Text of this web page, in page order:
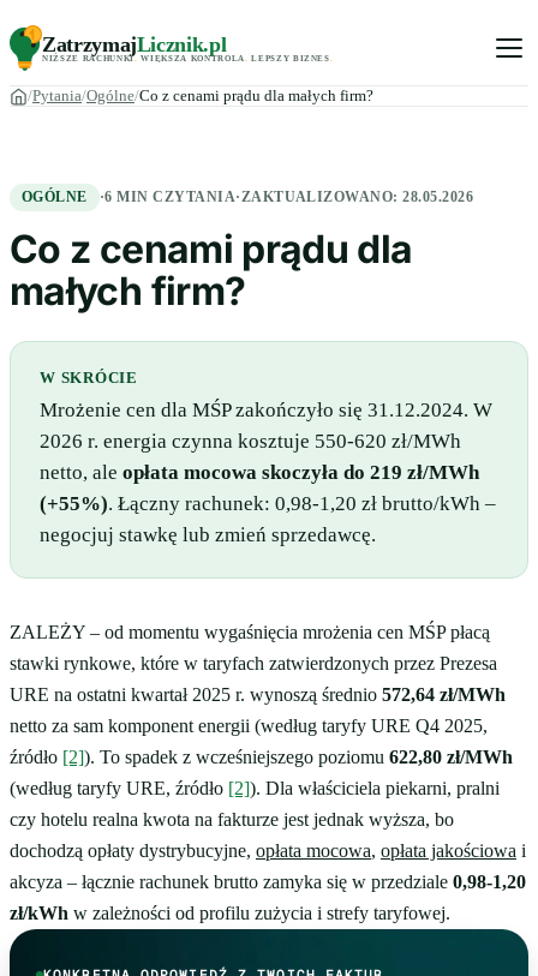
ZatrzymajLicznik.pl
NIŻSZE RACHUNKI. WIĘKSZA KONTROLA LEPSZY BIZNES
Pytania Ogólne Co z cenami prądu dla małych firm?
OGÓLNE ·6 MIN CZYTANIA·ZAKTUALIZOWANO:28.05.2026
Co z cenami prądu dla
małych firm?
W SKRÓCIE
Mrożenie cen dla MŚP zakończyło się 31.12.2024. W
2026 r. energia czynna kosztuje 550-620 zł/MWh
netto, ale opłata mocowa skoczyła do 219 zł/MWh
(+55%). Łączny rachunek: 0,98-1,20 zł brutto/kWh –
negocjuj stawkę lub zmień sprzedawcę.
ZALEŻY – od momentu wygaśnięcia mrożenia cen MŚP płacą
stawki rynkowe, które w taryfach zatwierdzonych przez Prezesa
URE na ostatni kwartał 2025 r. wynoszą średnio 572,64 zł/MWh
netto za sam komponent energii (według taryfy URE Q4 2025,
źródło [2]). To spadek z wcześniejszego poziomu 622,80 zł/MWh
(według taryfy URE, źródło [2]). Dla właściciela piekarni, pralni
czy hotelu realna kwota na fakturze jest jednak wyższa, bo
dochodzą opłaty dystrybucyjne, opłata mocowa, opłata jakościowa i
akcyza – łącznie rachunek brutto zamyka się w przedziale 0,98-1,20
zł/kWh w zależności od profilu zużycia i strefy taryfowej.